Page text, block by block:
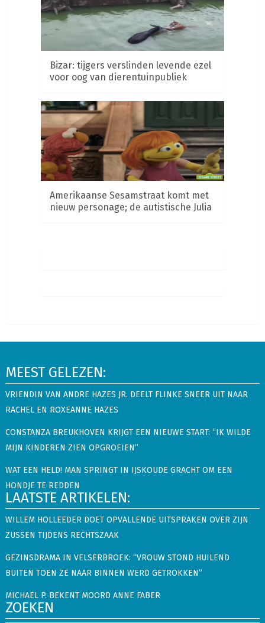
Bizar: tijgers verslinden levende ezel
voor oog van dierentuinpubliek
Amerikaanse Sesamstraat komt met
nieuw personage; de autistische Julia
MEEST GELEZEN:
VRIENDIN VAN ANDRE HAZES JR. DEELT FLINKE SNEER UIT NAAR
RACHEL EN ROXEANNE HAZES
CONSTANZA BREUKHOVEN KRIJGT EEN NIEUWE START: “IK WILDE
MIJN KINDEREN ZIEN OPGROEIEN”
WAT EEN HELD! MAN SPRINGT IN IJSKOUDE GRACHT OM EEN
HONDJE TE REDDEN
LAATSTE ARTIKELEN:
WILLEM HOLLEEDER DOET OPVALLENDE UITSPRAKEN OVER ZIJN
ZUSSEN TIJDENS RECHTSZAAK
GEZINSDRAMA IN VELSERBROEK: “VROUW STOND HUILEND
BUITEN TOEN ZE NAAR BINNEN WERD GETROKKEN”
MICHAEL P. BEKENT MOORD ANNE FABER
ZOEKEN